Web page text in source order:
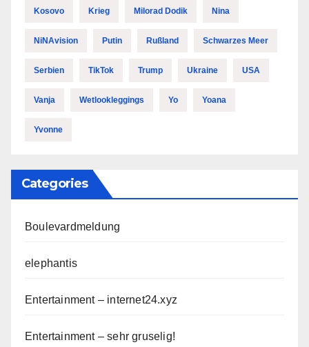
Kosovo Krieg Milorad Dodik Nina
NiNAvision Putin Rußland Schwarzes Meer
Serbien TikTok Trump Ukraine USA
Vanja Wetlookleggings Yo Yoana
Yvonne
Categories
Boulevardmeldung
elephantis
Entertainment – internet24.xyz
Entertainment – sehr gruselig!